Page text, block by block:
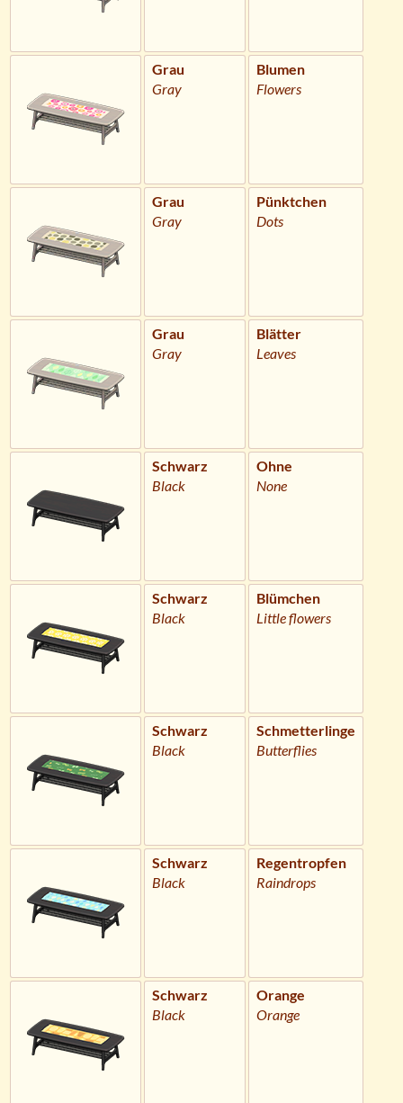
Grau
Gray
Blumen
Flowers
Grau
Gray
Pünktchen
Dots
Grau
Gray
Blätter
Leaves
Schwarz
Black
Ohne
None
Schwarz
Black
Blümchen
Little flowers
Schwarz
Black
Schmetterlinge
Butterflies
Schwarz
Black
Regentropfen
Raindrops
Schwarz
Black
Orange
Orange